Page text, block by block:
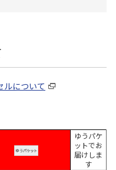
ルについて
ゆうパケ
ットでお
届けしま
す